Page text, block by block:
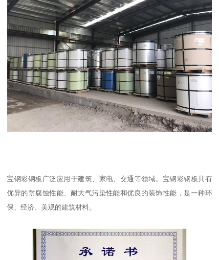
宝钢彩钢板广泛应用于建筑、家电、交通等领域。宝钢彩钢板具有
优异的耐腐蚀性能、耐大气污染性能和优良的装饰性能，是一种环
保、经济、美观的建筑材料。